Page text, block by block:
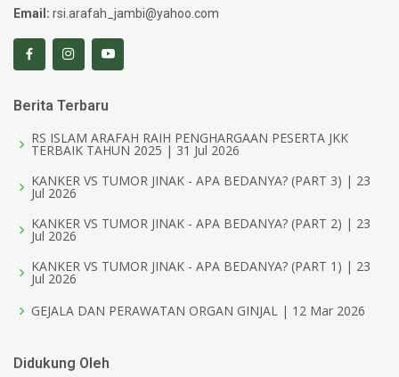
Email: rsi.arafah_jambi@yahoo.com
Berita Terbaru
RS ISLAM ARAFAH RAIH PENGHARGAAN PESERTA JKK
TERBAIK TAHUN 2025 | 31 Jul 2026
KANKER VS TUMOR JINAK - APA BEDANYA? (PART 3) | 23
Jul 2026
KANKER VS TUMOR JINAK - APA BEDANYA? (PART 2) | 23
Jul 2026
KANKER VS TUMOR JINAK - APA BEDANYA? (PART 1) | 23
Jul 2026
GEJALA DAN PERAWATAN ORGAN GINJAL | 12 Mar 2026
Didukung Oleh